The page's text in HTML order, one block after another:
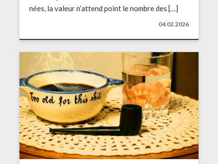
nées, la valeur n’attend point le nombre des […]
04.02.2026